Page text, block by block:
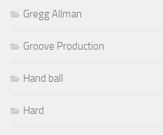
Gregg Allman
Groove Production
Hand ball
Hard